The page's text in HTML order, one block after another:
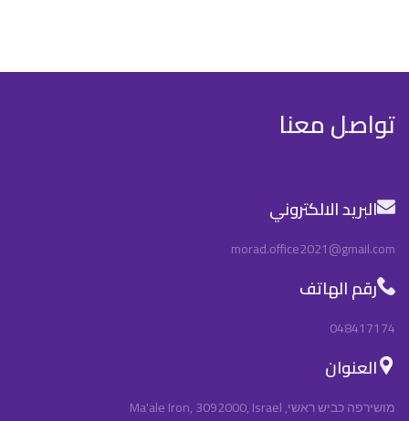
تواصل معنا
البريد الالكتروني
morad.office2021@gmail.com
رقم الهاتف
048417174
العنوان
מושירפה כביש ראשי, Ma'ale Iron, 3092000, Israel